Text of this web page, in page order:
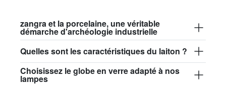
zangra et la porcelaine, une véritable
démarche d'archéologie industrielle
Quelles sont les caractéristiques du laiton ?
Choisissez le globe en verre adapté à nos
lampes